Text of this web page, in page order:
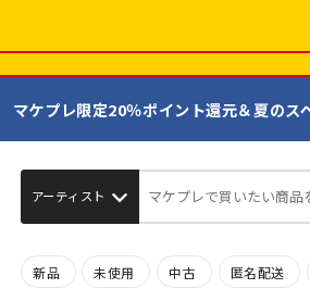
マケプレ限定20％ポイント還元＆夏のス
マケプレで買いたい商品
新品 未使用 中古 匿名配送